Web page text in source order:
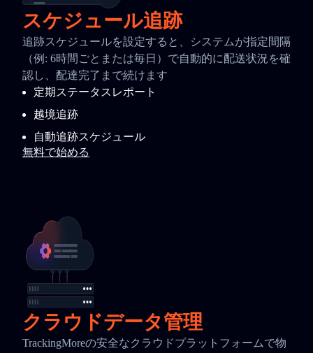
スケジュール追跡
追跡スケジュールを設定すると、システムが指定間隔
（例: 6時間ごとまたは毎日）で自動的に配送状況を確
認し、配達完了まで続けます
定期ステータスレポート
越境追跡
自動追跡スケジュール
無料で始める
クラウドデータ管理
TrackingMoreの安全なクラウドプラットフォームで物